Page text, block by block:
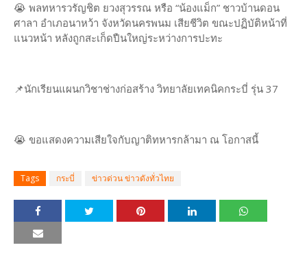
😭 พลทหารวรัญชิต ยวงสุวรรณ หรือ “น้องแม็ก” ชาวบ้านดอน
ศาลา อำเภอนาหว้า จังหวัดนครพนม เสียชีวิต ขณะปฏิบัติหน้าที่
แนวหน้า หลังถูกสะเก็ดปืนใหญ่ระหว่างการปะทะ
📌นักเรียนแผนกวิชาช่างก่อสร้าง วิทยาลัยเทคนิคกระบี่ รุ่น 37
😭 ขอแสดงความเสียใจกับญาติทหารกล้ามา ณ โอกาสนี้
Tags กระบี่ ข่าวด่วน ข่าวดังทั่วไทย